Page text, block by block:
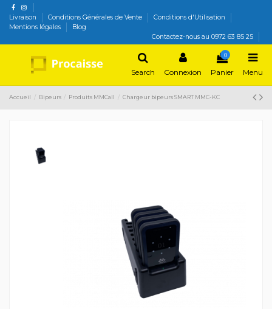
Livraison Conditions Générales de Vente
Conditions d'Utilisation
Mentions légales
Blog
Contactez-nous au 0972 63 85 25
Search Connexion
0
Panier Menu
Accueil Bipeurs Produits MMCall Chargeur bipeurs SMART MMC-KC